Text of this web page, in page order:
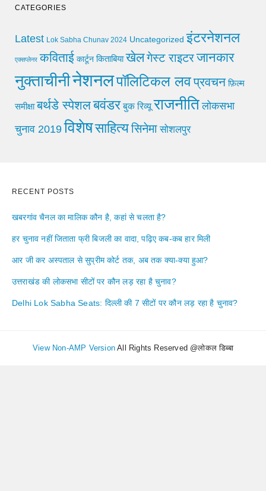
CATEGORIES
Latest Lok Sabha Chunav 2024 Uncategorized इंटरनेशनल
एक्सप्लेनर कविताई कार्टून किताबिया खेलगेस्ट राइटरजानकार
नुक्ताचीनीनेशनलपॉलिटिकल लवप्रवचन फ़िल्म
समीक्षा बर्थडे स्पेशलबवंडर बुक रिव्यू राजनीति लोकसभा
चुनाव 2019 विशेषसाहित्यसिनेमा सोशलपुर
RECENT POSTS
खबरगांव चैनल का मालिक कौन है, कहां से चलता है?
हर चुनाव नहीं जिताता फ्री बिजली का वादा, पढ़िए कब-कब हार मिली
आर जी कर अस्पताल से सुप्रीम कोर्ट तक, अब तक क्या-क्या हुआ?
उत्तराखंड की लोकसभा सीटों पर कौन लड़ रहा है चुनाव?
Delhi Lok Sabha Seats: दिल्ली की 7 सीटों पर कौन लड़ रहा है चुनाव?
View Non-AMP Version All Rights Reserved @लोकल डिब्बा